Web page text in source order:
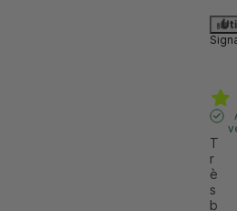
T
r
è
s
b